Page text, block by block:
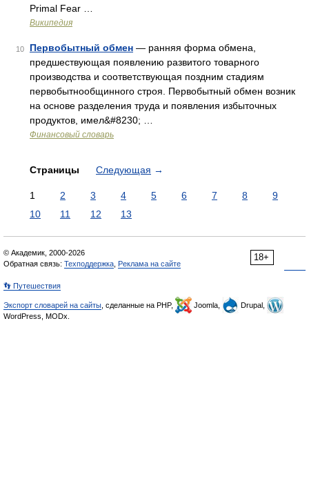
Primal Fear …
Википедия
10 Первобытный обмен — ранняя форма обмена,
предшествующая появлению развитого товарного
производства и соответствующая поздним стадиям
первобытнообщинного строя. Первобытный обмен возник
на основе разделения труда и появления избыточных
продуктов, имел&#8230; …
Финансовый словарь
Страницы Следующая →
1 2 3 4 5 6 7 8
9
10
11 12 13
18+
© Академик, 2000-2026
Обратная связь: Техподдержка Реклама на сайте
👣 Путешествия
Экспорт словарей на сайты , сделанные на PHP, Joomla,
Drupal,
WordPress, MODx.